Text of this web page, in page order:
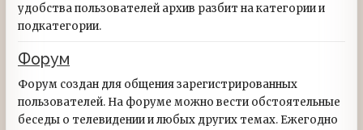
удобства пользователей архив разбит на категории и
подкатегории.
Форум
Форум создан для общения зарегистрированных
пользователей. На форуме можно вести обстоятельные
беседы о телевидении и любых других темах. Ежегодно